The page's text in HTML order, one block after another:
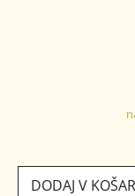
DODAJ V